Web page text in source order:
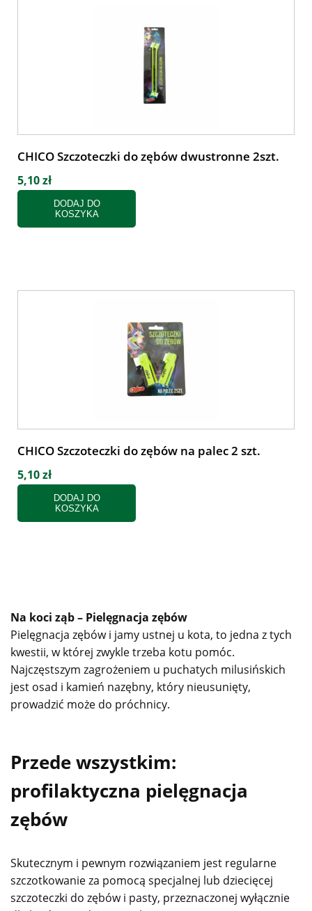
CHICO Szczoteczki do zębów dwustronne 2szt.
5,10 zł
DODAJ DO
KOSZYKA
CHICO Szczoteczki do zębów na palec 2 szt.
5,10 zł
DODAJ DO
KOSZYKA
Na koci ząb – Pielęgnacja zębów
Pielęgnacja zębów i jamy ustnej u kota, to jedna z tych
kwestii, w której zwykle trzeba kotu pomóc.
Najczęstszym zagrożeniem u puchatych milusińskich
jest osad i kamień nazębny, który nieusunięty,
prowadzić może do próchnicy.
Przede wszystkim:
profilaktyczna pielęgnacja
zębów
Skutecznym i pewnym rozwiązaniem jest regularne
szczotkowanie za pomocą specjalnej lub dziecięcej
szczoteczki do zębów i pasty, przeznaczonej wyłącznie